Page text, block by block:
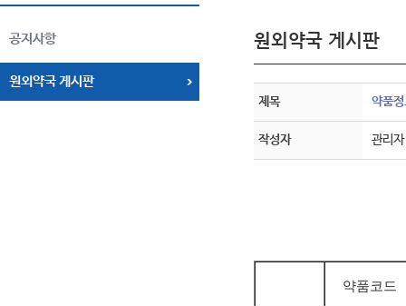
공지사항
원외약국 게시판
원외약국 게시판
제목 약품
작성자 관리자
약품코드